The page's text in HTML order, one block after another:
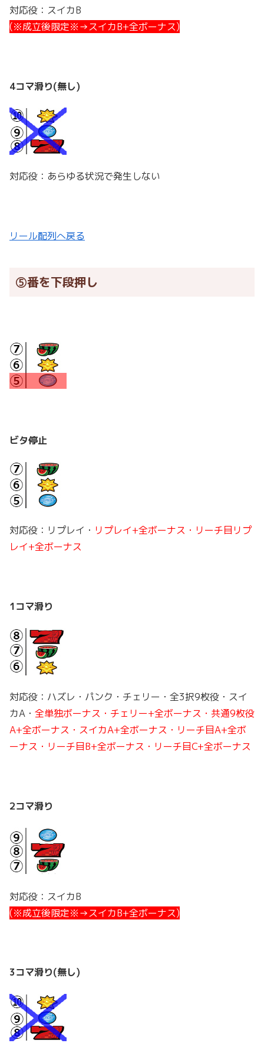
対応役：スイカB
(※成立後限定※→スイカB+全ボーナス)
4コマ滑り(無し)
対応役：あらゆる状況で発生しない
リール配列へ戻る
⑤番を下段押し
ビタ停止
対応役：リプレイ・ リプレイ+全ボーナス・リーチ目リプ
レイ+全ボーナス
1コマ滑り
対応役：ハズレ・パンク・チェリー・全3択9枚役・スイ
カA・ 全単独ボーナス・チェリー+全ボーナス・共通9枚役
A+全ボーナス・スイカA+全ボーナス・リーチ目A+全ボ
ーナス・リーチ目B+全ボーナス・リーチ目C+全ボーナス
2コマ滑り
対応役：スイカB
(※成立後限定※→スイカB+全ボーナス)
3コマ滑り(無し)